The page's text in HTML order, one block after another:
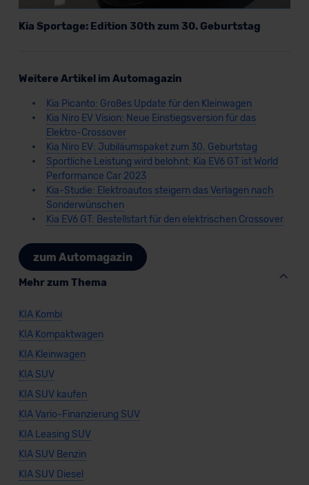
Kia Sportage: Edition 30th zum 30. Geburtstag
Weitere Artikel im Automagazin
Kia Picanto: Großes Update für den Kleinwagen
Kia Niro EV Vision: Neue Einstiegsversion für das
Elektro-Crossover
Kia Niro EV: Jubiläumspaket zum 30. Geburtstag
Sportliche Leistung wird belohnt: Kia EV6 GT ist World
Performance Car 2023
Kia-Studie: Elektroautos steigern das Verlagen nach
Sonderwünschen
Kia EV6 GT: Bestellstart für den elektrischen Crossover
zum Automagazin
Mehr zum Thema
KIA Kombi
KIA Kompaktwagen
KIA Kleinwagen
KIA SUV
KIA SUV kaufen
KIA Vario-Finanzierung SUV
KIA Leasing SUV
KIA SUV Benzin
KIA SUV Diesel